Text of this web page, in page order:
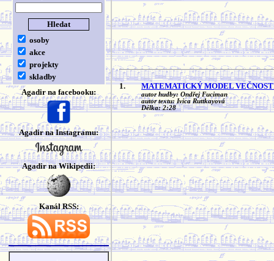
osoby
akce
projekty
skladby
Agadir na facebooku:
Agadir na Instagramu:
Agadir na Wikipedii:
Kanál RSS:
1. MATEMATICKÝ MODEL
autor hudby: Ondřej Fuciman
autor textu: Ivica Ruttkayová
Délka: 2:28